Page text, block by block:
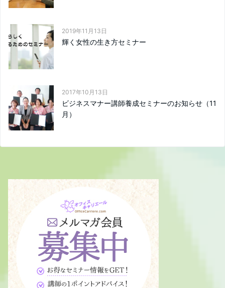
2019年11月13日
輝く女性の生き方セミナー
2017年10月13日
ビジネスマナー講師養成セミナーのお知らせ（11
月）